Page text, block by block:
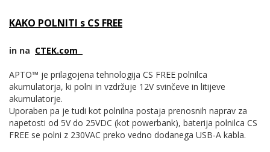
KAKO POLNITI s CS FREE
in na CTEK.com
APTO™️ je prilagojena tehnologija CS FREE polnilca
akumulatorja, ki polni in vzdržuje 12V svinčeve in litijeve
akumulatorje.
Uporaben pa je tudi kot polnilna postaja prenosnih naprav za
napetosti od 5V do 25VDC (kot powerbank), baterija polnilca CS
FREE se polni z 230VAC preko vedno dodanega USB-A kabla.